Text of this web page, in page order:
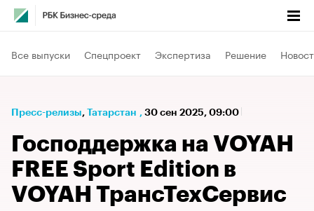
Все выпуски Спецпроект Экспертиза Решение
Пресс-релизы⁠, Татарстан , 30 сен 2025, 09:00
Господдержка на VOYAH
FREE Sport Edition в
VOYAH ТрансТехСервис